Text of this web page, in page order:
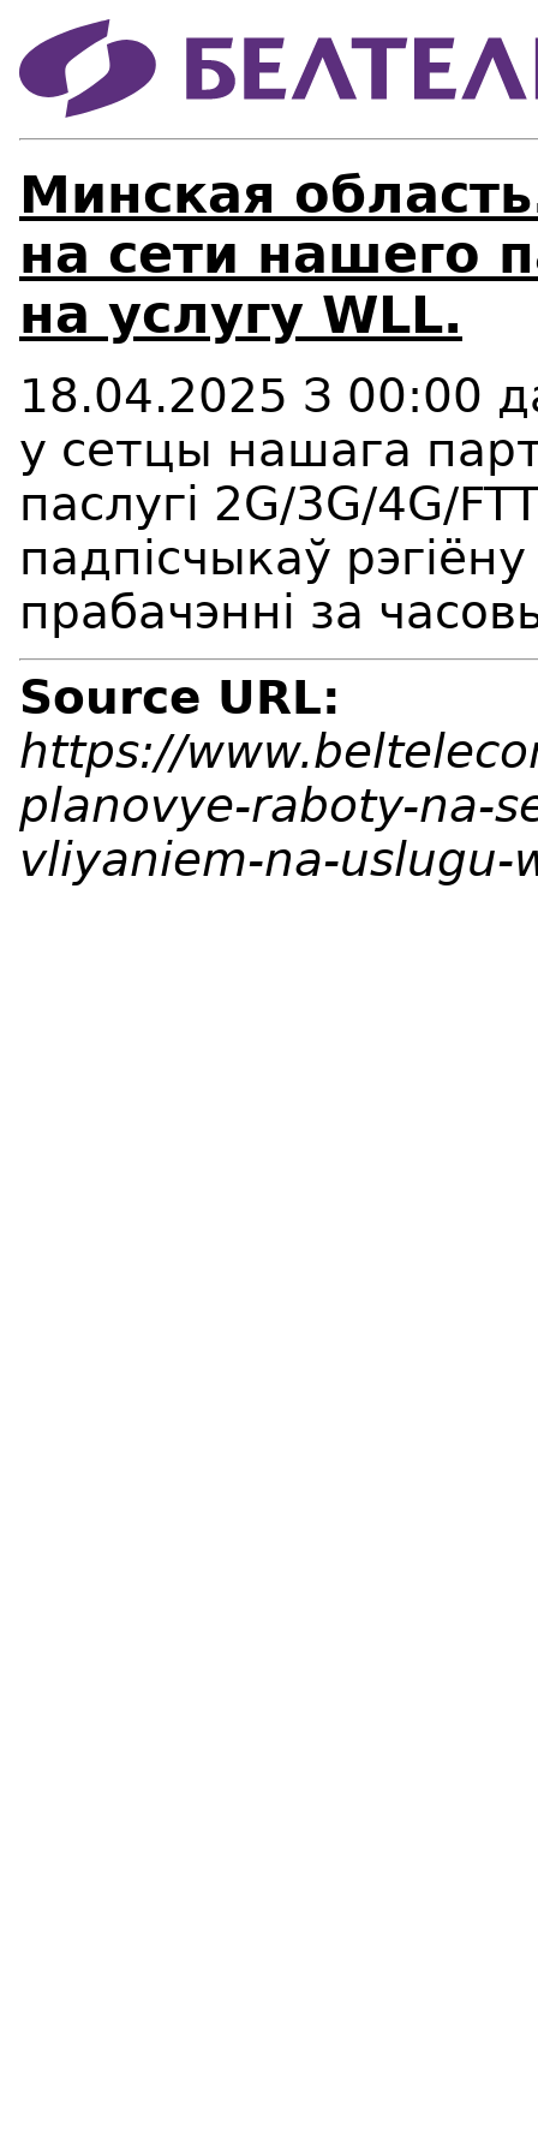
Минская
на сети нашего
на услугу WLL.
18.04.2025 З 00:00
у сетцы нашага
паслугі 2G/3G/4G/
падпісчыкаў
прабачэнні за
Source URL:
https://
planovye-raboty-na-
vliyaniem-na-uslugu-